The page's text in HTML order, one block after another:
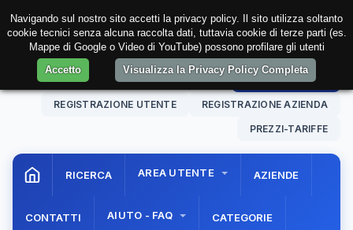
08 Aug. 202621:31:09 AREA RISERVATA
REGISTRAZIONE UTENTE REGISTRAZIONE AZIENDA
PREZZI-TARIFFE
RICERCA AREA UTENTE AZIENDE
CONTATTI AIUTO - FAQ CATEGORIE
Navigando sul nostro sito accetti la privacy policy. Il sito utilizza soltanto
cookie tecnici senza alcuna raccolta dati, tuttavia cookie di terze parti (es.
Mappe di Google o Video di YouTube) possono profilare gli utenti
Accetto
Visualizza la Privacy Policy Completa